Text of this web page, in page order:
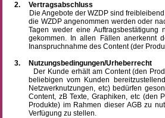
2.
Vertragsabschluss
Die Angebote der WZDP sind freibleibend.
die WZDP angenommen werden oder
Tagen weder eine
gekommen. In allen Fällen anerkennt
Inanspruchnahme des Content (der
3.
Nutzungsbedingungen/Urheberrecht
Der Kunde erhält am Content (den
beliebigen vom Kunden
Netzwerknutzungen, etc) bedürfen
Content, zB Texte, Graphiken, etc (den
Produkte) im Rahmen dieser AGB zu
Verfügung zu stellen.